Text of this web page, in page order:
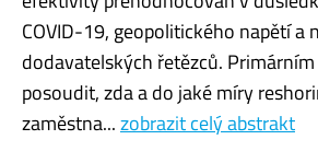
COVID-19, geopolitického napětí a
dodavatelských řetězců.
posoudit, zda a do jaké míry
zaměstna...zobrazit celý abstrakt